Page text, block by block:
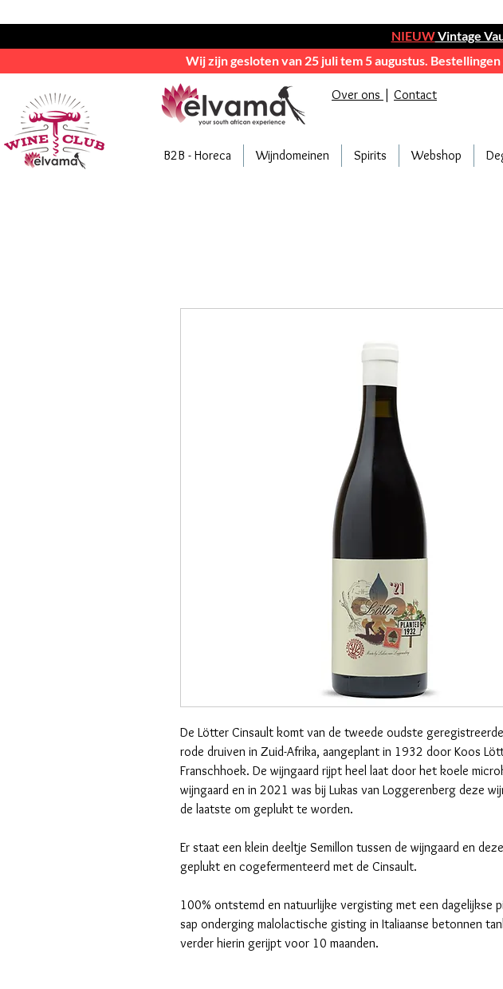
NIEUWVintage
Wij zijn gesloten van 25 juli tem 5 augustus.
Over ons | Contact
B2B - Horeca Wijndomeinen Spirits Webshop
De Lötter Cinsault komt van de tweede oudste
rode druiven in Zuid-Afrika, aangeplant in 1932 door Koos
Franschhoek. De wijngaard rijpt heel laat door het koele
wijngaard en in 2021 was bij Lukas van Loggerenberg deze
de laatste om geplukt te worden.
Er staat een klein deeltje Semillon tussen de wijngaard en
geplukt en cogefermenteerd met de Cinsault.
100% ontstemd en natuurlijke vergisting met een dagelijkse
sap onderging malolactische gisting in Italiaanse betonnen
verder hierin gerijpt voor 10 maanden.